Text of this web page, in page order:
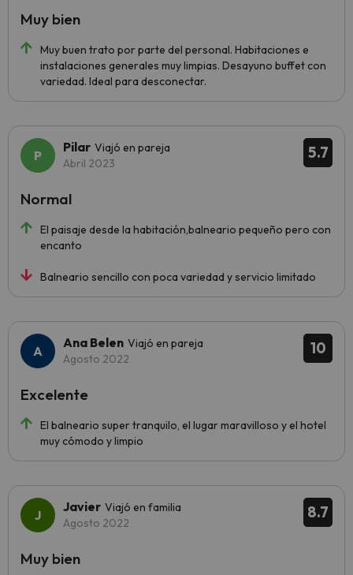
Muy buen trato por parte del personal. Habitaciones e
instalaciones generales muy limpias. Desayuno buffet con
variedad. Ideal para desconectar.
Muy bien
5.7
Pilar Viajó en pareja
Abril 2023
El paisaje desde la habitación,balneario pequeño pero con
encanto
Balneario sencillo con poca variedad y servicio limitado
Normal
10
Ana Belen Viajó en pareja
Agosto 2022
El balneario super tranquilo, el lugar maravilloso y el hotel
muy cómodo y limpio
Excelente
8.7
Javier Viajó en familia
Agosto 2022
Muy bien